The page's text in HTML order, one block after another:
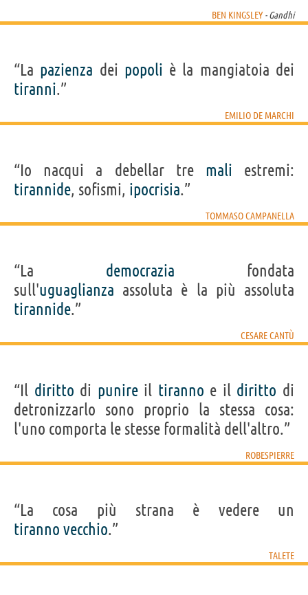
BEN KINGSLEY - Gandhi
“La pazienza dei popoli è la mangiatoia dei
tiranni.”
EMILIO DE MARCHI
“Io nacqui a debellar tre mali estremi:
tirannide, sofismi, ipocrisia.”
TOMMASO CAMPANELLA
“La democrazia fondata
sull'uguaglianza assoluta è la più assoluta
tirannide.”
CESARE CANTÙ
“Il diritto di punireil tiranno e il diritto di
detronizzarlo sono proprio la stessa cosa:
l'uno comporta le stesse formalità dell'altro.”
ROBESPIERRE
“La cosa più strana è vedere un
tiranno vecchio.”
TALETE